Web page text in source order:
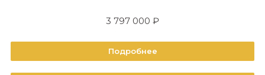
3 797 000 ₽
Подробнее